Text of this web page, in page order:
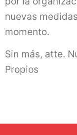
nuevas
momento.
Sin más, atte.